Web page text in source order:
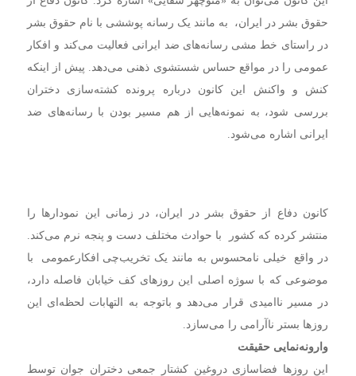
حقوق بشر در ایران، به مانند یک رسانه پوششی با نام حقوق بشر
در راستای خط مشی رسانه‌های ضد ایرانی فعالیت می‌کند و افکار
عمومی را در مواقع حساس شستشوی ذهنی می‌دهد. پیش از اینکه
کنش و واکنش این کانون درباره پرونده کشته‌سازی دختران
بررسی شود، به نمونه‌هایی از هم مسیر بودن با رسانه‌های ضد
ایرانی اشاره می‌شود.
کانون دفاع از حقوق بشر در ایران، در زمانی‌ این نمودارها را
منتشر کرده که کشور با حوادث مختلف دست و پنجه نرم می‌کند.
در واقع خیلی نامحسوس به مانند یک تخریب‌چی افکارعمومی با
موضوعی که با سوژه اصلی این روزهای کف خیابان فاصله دارد،
در مسیر ناامیدی قرار می‌دهد و باتوجه به التهابات لحظه‌ای این
روزها بستر ناآرامی را می‌سازد.
وارونه‌نمایی حقیقت
این روزها فضاسازی دروغین کشتار جمعی دختران جوان توسط